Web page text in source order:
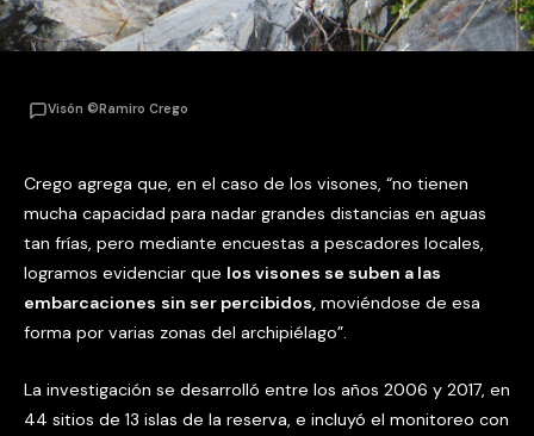
Visón ©Ramiro Crego
Crego agrega que, en el caso de los visones, “no tienen
mucha capacidad para nadar grandes distancias en aguas
tan frías, pero mediante encuestas a pescadores locales,
logramos evidenciar que los visones se suben a las
embarcaciones sin ser percibidos, moviéndose de esa
forma por varias zonas del archipiélago”.
La investigación se desarrolló entre los años 2006 y 2017, en
44 sitios de 13 islas de la reserva, e incluyó el monitoreo con